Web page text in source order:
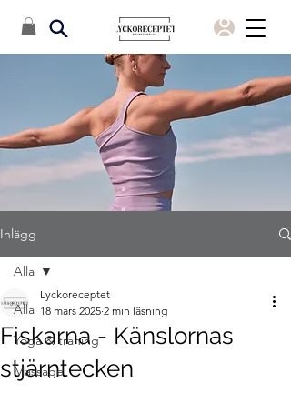
Inlägg
Alla
Yoga & träning
Massage
Alla
Fiskarna - Känslornas
stjärntecken
Lyckoreceptet
18 mars 2025 2 min läsning